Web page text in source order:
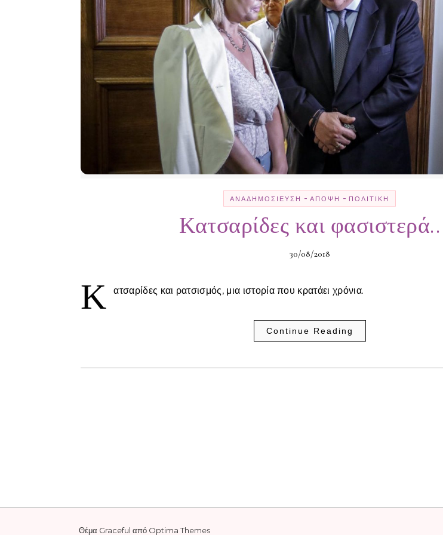
ΑΝΑΔΗΜΟΣΊΕΥΣΗ - ΆΠΟΨΗ - ΠΟΛΙΤΙΚΉ
Κατσαρίδες και φασιστερά..
30/08/2018
Κ ατσαρίδες και ρατσισμός, μια ιστορία που κρατάει χρόνια.
Continue Reading
Θέμα Graceful από Optima Themes